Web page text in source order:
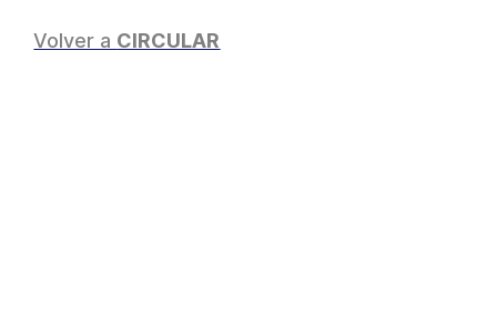
Volver a CIRCULAR